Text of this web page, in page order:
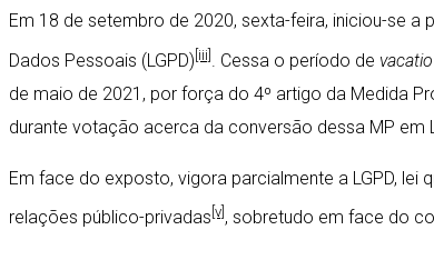
Em 18 de setembro de 2020, sexta-feira, iniciou-se a
Dados Pessoais (LGPD) [iii] . Cessa o período de
de maio de 2021, por força do 4º artigo da Medida
durante votação acerca da conversão dessa MP em
Em face do exposto, vigora parcialmente a LGPD,
relações público-privadas [v] , sobretudo em face do